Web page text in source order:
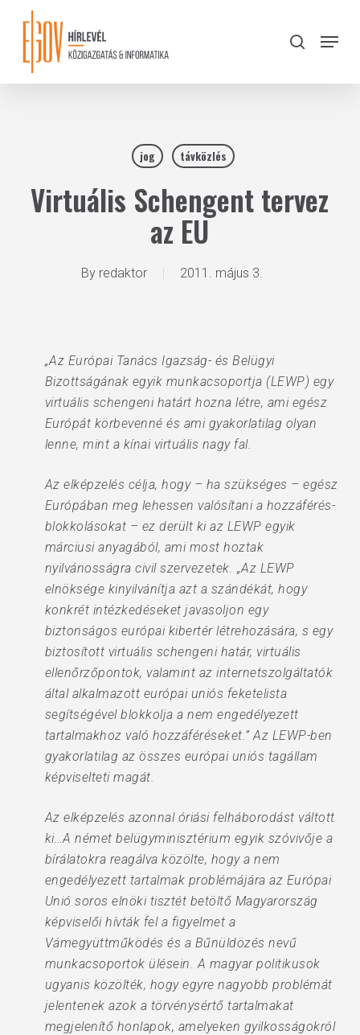
content
search
Menu
jog távközlés
Virtuális Schengent tervez
az EU
By redaktor 2011. május 3.
„Az Európai Tanács Igazság- és Belügyi
Bizottságának egyik munkacsoportja (LEWP) egy
virtuális schengeni határt hozna létre, ami egész
Európát körbevenné és ami gyakorlatilag olyan
lenne, mint a kínai virtuális nagy fal.
Az elképzelés célja, hogy – ha szükséges – egész
Európában meg lehessen valósítani a hozzáférés-
blokkolásokat – ez derült ki az LEWP egyik
márciusi anyagából, ami most hoztak
nyilvánosságra civil szervezetek. „Az LEWP
elnöksége kinyilvánítja azt a szándékát, hogy
konkrét intézkedéseket javasoljon egy
biztonságos európai kibertér létrehozására, s egy
biztosított virtuális schengeni határ, virtuális
ellenőrzőpontok, valamint az internetszolgáltatók
által alkalmazott európai uniós feketelista
segítségével blokkolja a nem engedélyezett
tartalmakhoz való hozzáféréseket.” Az LEWP-ben
gyakorlatilag az összes európai uniós tagállam
képviselteti magát.
Az elképzelés azonnal óriási felháborodást váltott
ki…A német belügyminisztérium egyik szóvivője a
bírálatokra reagálva közölte, hogy a nem
engedélyezett tartalmak problémájára az Európai
Unió soros elnöki tisztét betöltő Magyarország
képviselői hívták fel a figyelmet a
Vámegyüttműködés és a Bűnüldözés nevű
munkacsoportok ülésein. A magyar politikusok
ugyanis közölték, hogy egyre nagyobb problémát
jelentenek azok a törvénysértő tartalmakat
megjelenítő honlapok, amelyeken gyilkosságokról
Close